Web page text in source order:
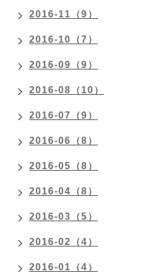
2016-11（9）
2016-10（7）
2016-09（9）
2016-08（10）
2016-07（9）
2016-06（8）
2016-05（8）
2016-04（8）
2016-03（5）
2016-02（4）
2016-01（4）